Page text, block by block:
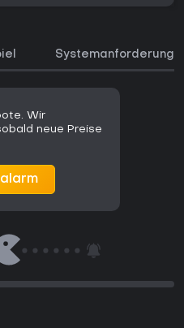
Wir
neue Preise